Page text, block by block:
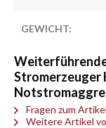
GEWICHT:
Stromerzeuger
Fragen zum
Weitere Artikel